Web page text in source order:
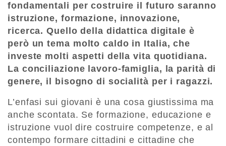
fondamentali per costruire il futuro saranno
istruzione, formazione, innovazione,
ricerca. Quello della didattica digitale è
però un tema molto caldo in Italia, che
investe molti aspetti della vita quotidiana.
La conciliazione lavoro-famiglia, la parità di
genere, il bisogno di socialità per i ragazzi.
L’enfasi sui giovani è una cosa giustissima ma
anche scontata. Se formazione, educazione e
istruzione vuol dire costruire competenze, e al
contempo formare cittadini e cittadine che